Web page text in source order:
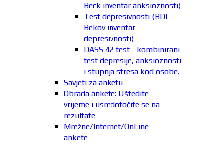
Beck inventar anksioznosti)
Test depresivnosti (BDI –
Bekov inventar
depresivnosti)
DASS 42 test - kombinirani
test depresije, anksioznosti
i stupnja stresa kod osobe.
Savjeti za anketu
Obrada ankete: Uštedite
vrijeme i usredotočite se na
rezultate
Mrežne/Internet/OnLine
ankete